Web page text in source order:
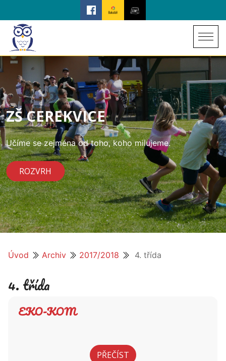
ZŠ CEREKVICE
Učíme se zejména od toho, koho milujeme.
ROZVRH
Úvod Archiv 2017/2018 4. třída
4. třída
EKO-KOM
PŘEČÍST